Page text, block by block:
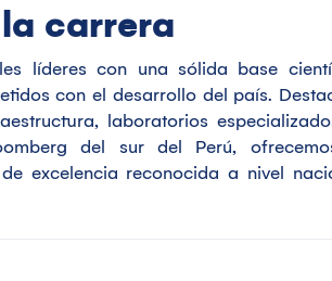
carrera
líderes con una sólida base
con el desarrollo del país.
laboratorios
del sur del Perú,
excelencia reconocida a nivel